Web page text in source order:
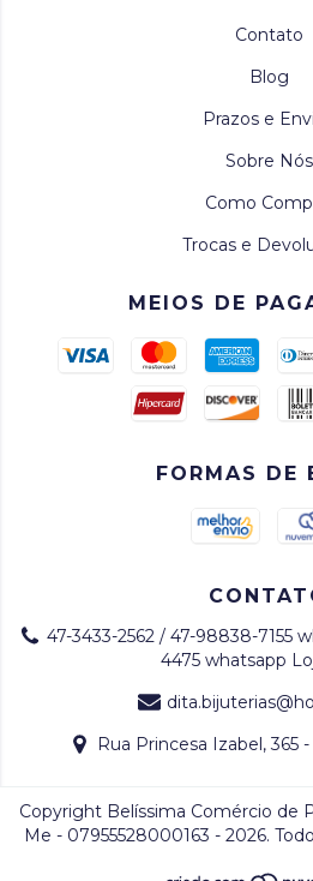
Contato
Blog
Prazos e
Sobre Nós
Como
Trocas e
MEIOS DE
FORMAS DE
47-3433-2562 / 47-98838-7155
4475 whatsapp
Rua Princesa Izabel, 365
Copyright Belíssima Comércio de
Me - 07955528000163 - 2026.